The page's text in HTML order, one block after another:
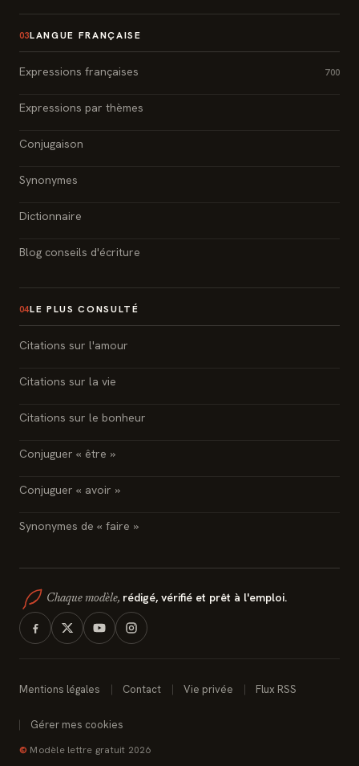
03LANGUE FRANÇAISE
Expressions françaises 700
Expressions par thèmes
Conjugaison
Synonymes
Dictionnaire
Blog conseils d'écriture
04LE PLUS CONSULTÉ
Citations sur l'amour
Citations sur la vie
Citations sur le bonheur
Conjuguer « être »
Conjuguer « avoir »
Synonymes de « faire »
Chaque modèle, rédigé, vérifié et prêt à l'emploi.
Mentions légales Contact Vie privée Flux RSS
Gérer mes cookies
© Modèle lettre gratuit 2026